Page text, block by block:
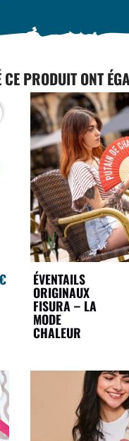
PRODUIT ONT
ÉVENTAILS
ORIGINAUX
FISURA – LA
MODE
CHALEUR